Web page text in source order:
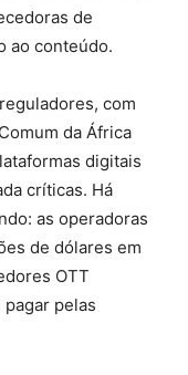
de
ao conteúdo.
com
da África
digitais
críticas. Há
as operadoras
de dólares em
OTT
pelas